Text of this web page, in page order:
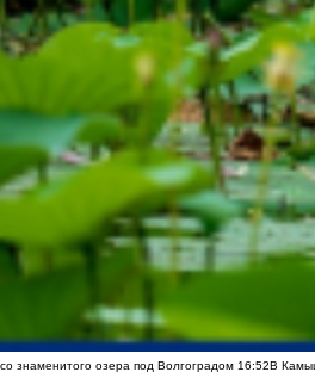
знаменитого озера под Волгоградом 16:52В